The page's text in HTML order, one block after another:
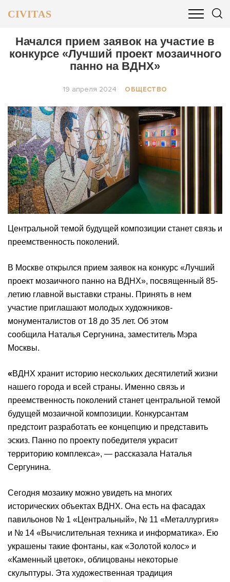
CIVITAS
ОБЩЕСТВО БИЗНЕС И ФИНАНСЫ
Начался прием заявок на участие в
конкурсе «Лучший проект мозаичного
панно на ВДНХ»
19 апреля 2024 ОБЩЕСТВО
Центральной темой будущей композиции станет связь и
преемственность поколений.
В Москве открылся прием заявок на конкурс «Лучший
проект мозаичного панно на ВДНХ», посвященный 85-
летию главной выставки страны. Принять в нем
участие приглашают молодых художников-
монументалистов от 18 до 35 лет. Об этом
сообщила Наталья Сергунина, заместитель Мэра
Москвы.
«ВДНХ хранит историю нескольких десятилетий жизни
нашего города и всей страны. Именно связь и
преемственность поколений станет центральной темой
будущей мозаичной композиции. Конкурсантам
предстоит разработать ее концепцию и представить
эскиз. Панно по проекту победителя украсит
территорию комплекса», — рассказала Наталья
Сергунина.
Сегодня мозаику можно увидеть на многих
исторических объектах ВДНХ. Она есть на фасадах
павильонов № 1 «Центральный», № 11 «Металлургия»
и № 14 «Вычислительная техника и информатика». Ею
украшены такие фонтаны, как «Золотой колос» и
«Каменный цветок», облицованы некоторые
скульптуры. Эта художественная традиция